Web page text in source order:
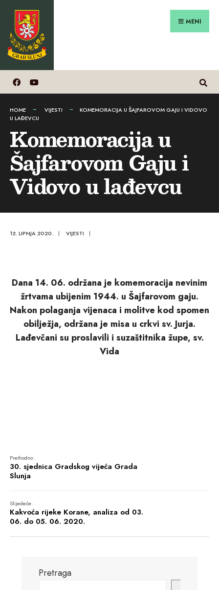
Preskoči
sadržaj
MENI
HOME VIJESTI
KOMEMORACIJA U ŠAJFAROVOM GAJU I VIDOVO
U LAĐEVCU
Komemoracija u
Šajfarovom Gaju i
Vidovo u lađevcu
12. LIPNJA 2020. | VIJESTI |
Dana 14. 06. održana je komemoracija nevinim
žrtvama ubijenim 1944. u Šajfarovom gaju.
Nakon polaganja vijenaca i molitve kod spomen
obilježja, održana je misa u crkvi sv. Jurja.
Lađevčani su proslavili i suzaštitnika župe, sv.
Vida
Prethodno:
30. sjednica Gradskog vijeća Grada
Slunja
Slijedeće:
Kakvoća rijeke Korane, analiza od 03.
06. do 05. 06. 2020.
Pretraga
for: